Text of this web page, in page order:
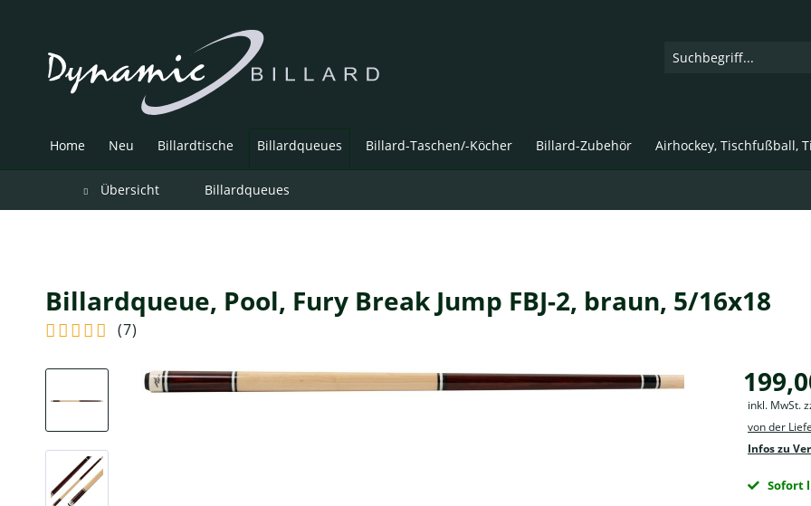
Home Neu Billardtische Billardqueues Billard-Taschen/-Köcher Billard-Zubehör Airhockey, Tischfußball,
Übersicht Billardqueues
Billardqueue, Pool, Fury Break Jump FBJ-2, braun, 5/16x18
(7)
inkl. MwSt.
von der
Infos zu
Sofort